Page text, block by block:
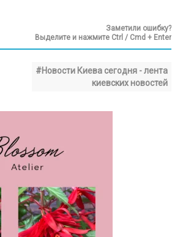
Заметили ошибку?
Выделите и нажмите Ctrl / Cmd + Enter
#Новости Киева сегодня - лента
киевских новостей